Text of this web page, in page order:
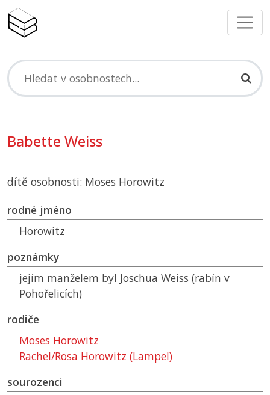
Babette Weiss
dítě osobnosti: Moses Horowitz
rodné jméno
Horowitz
poznámky
jejím manželem byl Joschua Weiss (rabín v
Pohořelicích)
rodiče
Moses Horowitz
Rachel/Rosa Horowitz (Lampel)
sourozenci